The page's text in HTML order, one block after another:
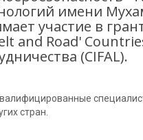
имени
участие в
and Road'
(CIFAL).
стран.